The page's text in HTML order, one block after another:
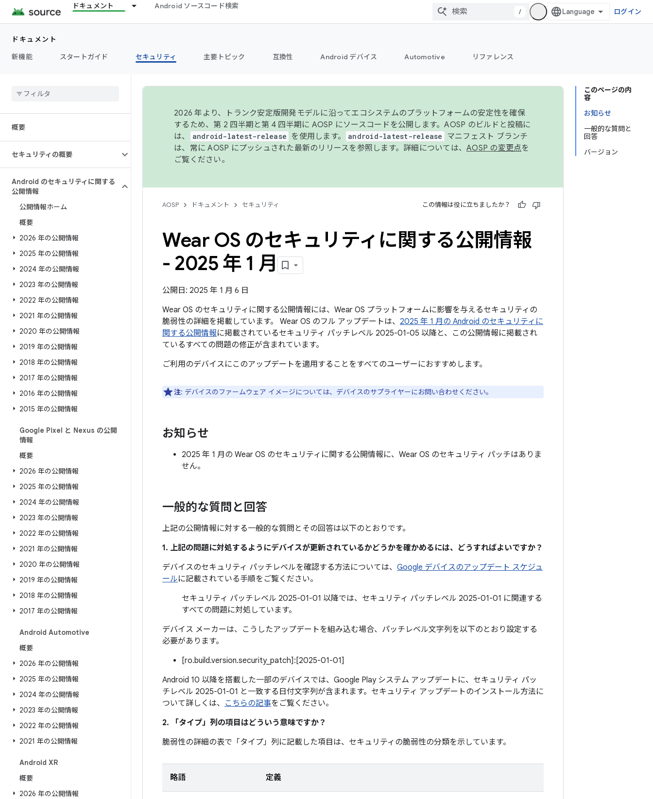
ドキュメント Android ソースコード検索
/ ログイン
ドキュメント
新機能
スタートガイド セキュリティ 主要トピック 互換性 Android デバイス Automotive リファレンス
概要
セキュリティの概要
Android のセキュリティに関する
公開情報
公開情報ホーム
概要
2026 年の公開情報
2025 年の公開情報
2024 年の公開情報
2023 年の公開情報
2022 年の公開情報
2021 年の公開情報
2020 年の公開情報
2019 年の公開情報
2018 年の公開情報
2017 年の公開情報
2016 年の公開情報
2015 年の公開情報
Google Pixel と Nexus の公開
情報
概要
2026 年の公開情報
2025 年の公開情報
2024 年の公開情報
2023 年の公開情報
2022 年の公開情報
2021 年の公開情報
2020 年の公開情報
2019 年の公開情報
2018 年の公開情報
2017 年の公開情報
Android Automotive
概要
2026 年の公開情報
2025 年の公開情報
2024 年の公開情報
2023 年の公開情報
2022 年の公開情報
2021 年の公開情報
Android XR
概要
2026 年の公開情報
このページの内
容
お知らせ
一般的な質問と
回答
バージョン
2026 年より、トランク安定版開発モデルに沿ってエコシステムのプラットフォームの安定性を確保
するため、第 2 四半期と第 4 四半期に AOSP にソースコードを公開します。AOSP のビルドと投稿に
は、
android-latest-release を使用します。 android-latest-release
マニフェスト ブランチ
は、常に AOSP にプッシュされた最新のリリースを参照します。詳細については、 AOSP の変更点を
ご覧ください。
AOSP ドキュメント セキュリティ この情報は役に立ちましたか？
Wear OS のセキュリティに関する公開情報
- 2025 年 1 月
公開日: 2025 年 1 月 6 日
Wear OS のセキュリティに関する公開情報には、Wear OS プラットフォームに影響を与えるセキュリティの
脆弱性の詳細を掲載しています。 Wear OS のフル アップデートは、 2025 年 1 月の Android のセキュリティに
関する公開情報に掲載されているセキュリティ パッチレベル 2025-01-05 以降と、この公開情報に掲載され
ているすべての問題の修正が含まれています。
ご利用のデバイスにこのアップデートを適用することをすべてのユーザーにおすすめします。
注: デバイスのファームウェア イメージについては、デバイスのサプライヤーにお問い合わせください。
お知らせ
2025 年 1 月の Wear OS のセキュリティに関する公開情報に、Wear OS のセキュリティ パッチはありま
せん。
一般的な質問と回答
上記の公開情報に対する一般的な質問とその回答は以下のとおりです。
1. 上記の問題に対処するようにデバイスが更新されているかどうかを確かめるには、どうすればよいですか？
デバイスのセキュリティ パッチレベルを確認する方法については、 Google デバイスのアップデート スケジュ
ールに記載されている手順をご覧ください。
セキュリティ パッチレベル 2025-01-01 以降では、セキュリティ パッチレベル 2025-01-01 に関連する
すべての問題に対処しています。
デバイス メーカーは、こうしたアップデートを組み込む場合、パッチレベル文字列を以下のとおり設定する
必要があります。
[ro.build.version.security_patch]:[2025-01-01]
Android 10 以降を搭載した一部のデバイスでは、Google Play システム アップデートに、セキュリティ パッ
チレベル 2025-01-01 と一致する日付文字列が含まれます。セキュリティ アップデートのインストール方法に
ついて詳しくは、 こちらの記事をご覧ください。
2. 「タイプ」 列の項目はどういう意味ですか？
脆弱性の詳細の表で「タイプ」 列に記載した項目は、セキュリティの脆弱性の分類を示しています。
略語 定義